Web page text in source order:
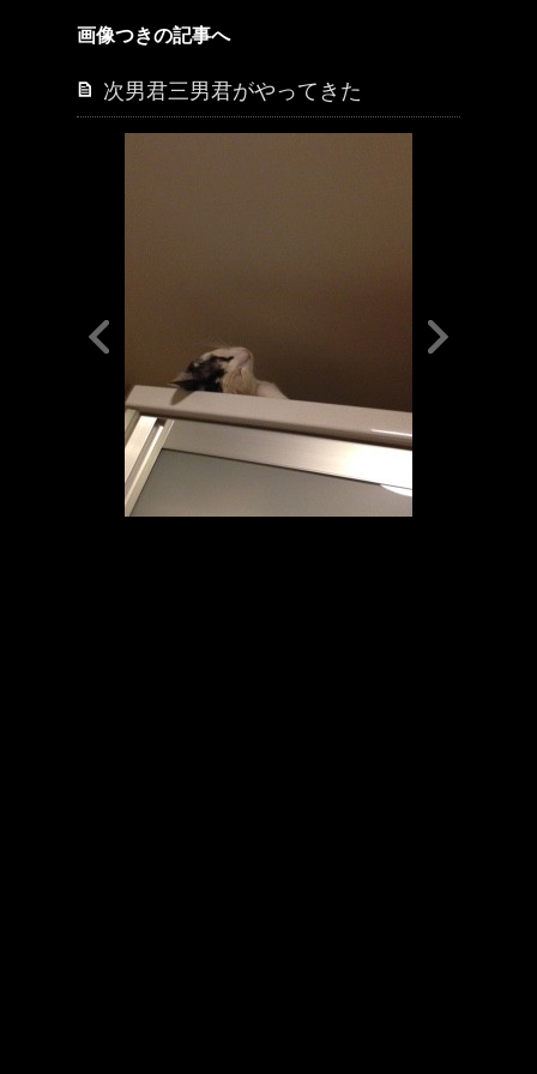
画像つきの記事へ
次男君三男君がやってきた